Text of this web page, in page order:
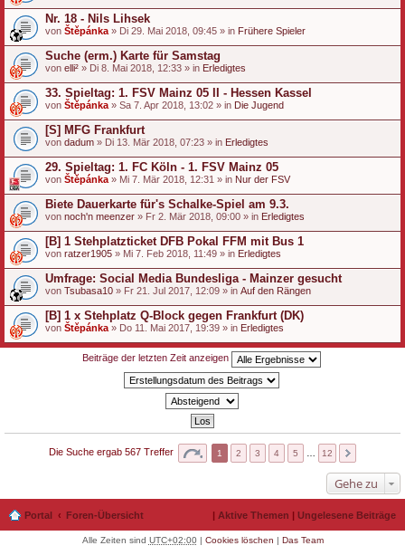
Nr. 18 - Nils Lihsek
von Štěpánka » Di 29. Mai 2018, 09:45 » in Frühere Spieler
Suche (erm.) Karte für Samstag
von elli² » Di 8. Mai 2018, 12:33 » in Erledigtes
33. Spieltag: 1. FSV Mainz 05 II - Hessen Kassel
von Štěpánka » Sa 7. Apr 2018, 13:02 » in Die Jugend
[S] MFG Frankfurt
von dadum » Di 13. Mär 2018, 07:23 » in Erledigtes
29. Spieltag: 1. FC Köln - 1. FSV Mainz 05
von Štěpánka » Mi 7. Mär 2018, 12:31 » in Nur der FSV
Biete Dauerkarte für's Schalke-Spiel am 9.3.
von noch'n meenzer » Fr 2. Mär 2018, 09:00 » in Erledigtes
[B] 1 Stehplatzticket DFB Pokal FFM mit Bus 1
von ratzer1905 » Mi 7. Feb 2018, 11:49 » in Erledigtes
Umfrage: Social Media Bundesliga - Mainzer gesucht
von Tsubasa10 » Fr 21. Jul 2017, 12:09 » in Auf den Rängen
[B] 1 x Stehplatz Q-Block gegen Frankfurt (DK)
von Štěpánka » Do 11. Mai 2017, 19:39 » in Erledigtes
Beiträge der letzten Zeit anzeigen
Die Suche ergab 567 Treffer 1 2 3 4 5 12
Gehe zu
Portal Foren-Übersicht | Aktive Themen | Ungelesene Beiträge
Alle Zeiten sind UTC+02:00| Cookies löschen | Das Team